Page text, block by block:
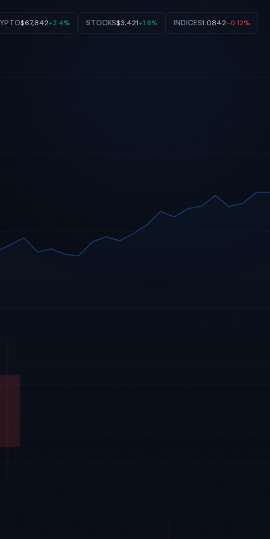
$67,842+2.4% STOCKS$3,421+1.8% INDICES1.0842-0.12%